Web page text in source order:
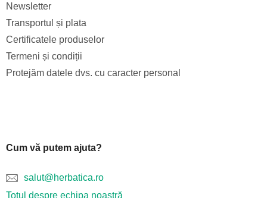
Newsletter
Transportul și plata
Certificatele produselor
Termeni și condiții
Protejăm datele dvs. cu caracter personal
Cum vă putem ajuta?
salut@herbatica.ro
Totul despre echipa noastră